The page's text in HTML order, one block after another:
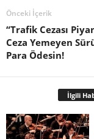
Önceki İçerik
“Trafik Cezası
Ceza Yemeyen
Para Ödesin!
İlgili